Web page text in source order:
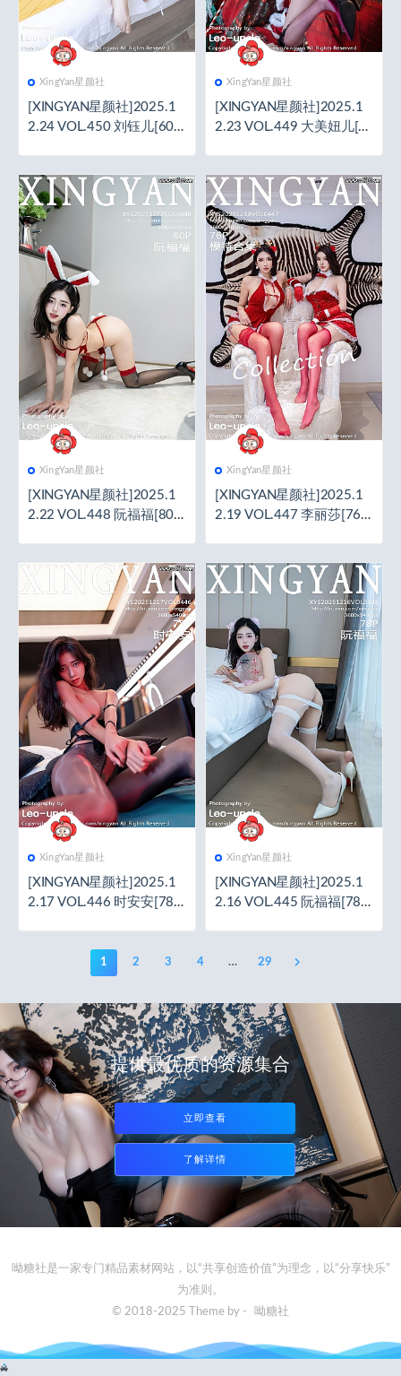
XingYan星颜社
[XINGYAN星颜社]2025.1
2.24 VOL.450 刘钰儿[60+
XingYan星颜社
[XINGYAN星颜社]2025.1
2.23 VOL.449 大美妞儿[7
XingYan星颜社
[XINGYAN星颜社]2025.1
2.22 VOL.448 阮福福[80+
XingYan星颜社
[XINGYAN星颜社]2025.1
2.19 VOL.447 李丽莎[76+
XingYan星颜社
[XINGYAN星颜社]2025.1
2.17 VOL.446 时安安[78+
XingYan星颜社
[XINGYAN星颜社]2025.1
2.16 VOL.445 阮福福[78+
1 2 3 4 … 29
提供最优质的资源集合
立即查看
了解详情
呦糖社是一家专门精品素材网站，以“共享创造价值”为理念，以“分享快乐”
为准则。
© 2018-2025 Theme by -
呦糖社
×